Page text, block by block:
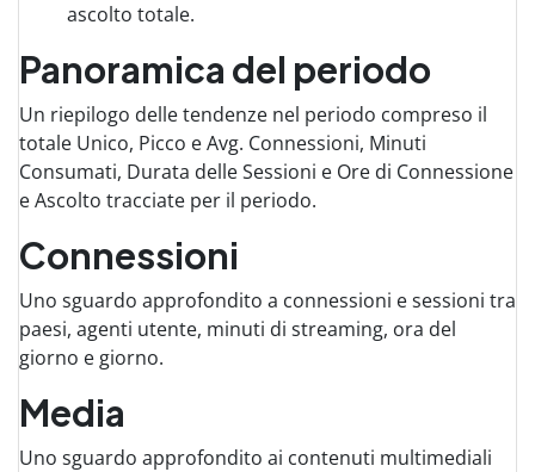
ascolto totale.
Panoramica del periodo
Un riepilogo delle tendenze nel periodo compreso il
totale Unico, Picco e Avg. Connessioni, Minuti
Consumati, Durata delle Sessioni e Ore di Connessione
e Ascolto tracciate per il periodo.
Connessioni
Uno sguardo approfondito a connessioni e sessioni tra
paesi, agenti utente, minuti di streaming, ora del
giorno e giorno.
Media
Uno sguardo approfondito ai contenuti multimediali